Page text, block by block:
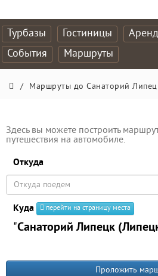
Турбазы Гостиницы
События
Маршруты
/ Маршруты до Санаторий
Здесь вы можете построить
путешествия на автомобиле.
Откуда
Куда перейти на страницу места
"Санаторий Липецк
Проложить